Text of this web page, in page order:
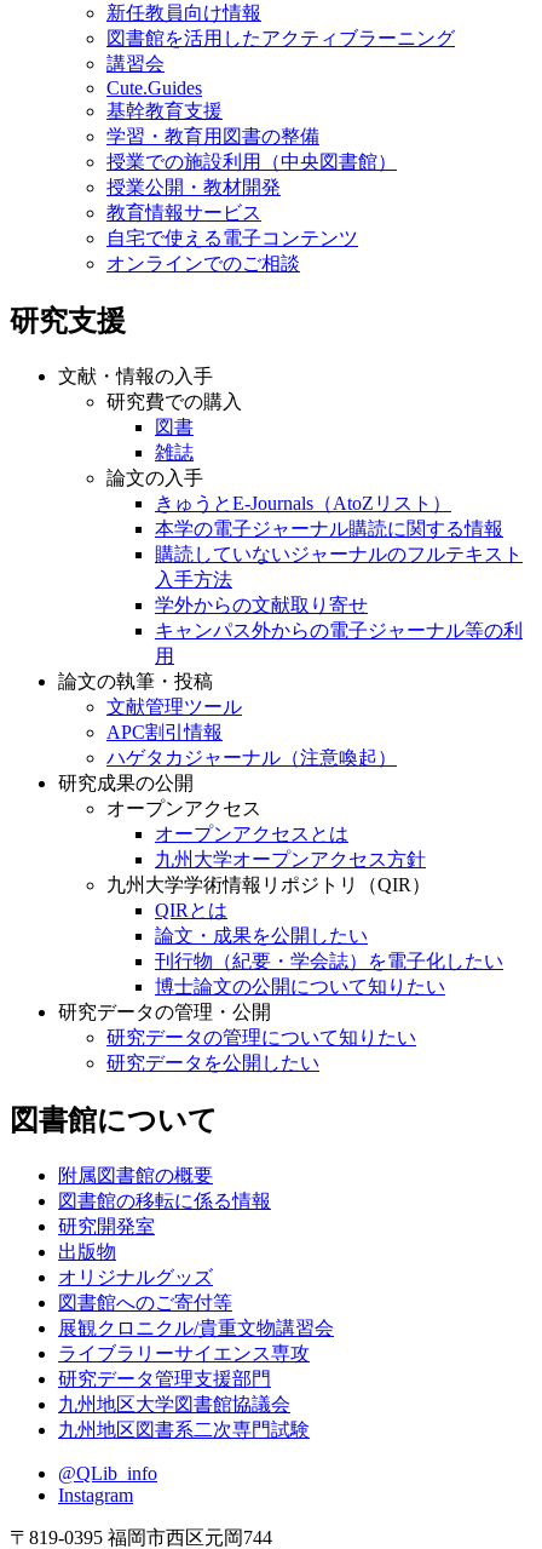
新任教員向け情報
図書館を活用したアクティブラーニング
講習会
Cute.Guides
基幹教育支援
学習・教育用図書の整備
授業での施設利用（中央図書館）
授業公開・教材開発
教育情報サービス
自宅で使える電子コンテンツ
オンラインでのご相談
研究支援
文献・情報の入手
研究費での購入
図書
雑誌
論文の入手
きゅうとE-Journals（AtoZリスト）
本学の電子ジャーナル購読に関する情報
購読していないジャーナルのフルテキスト
入手方法
学外からの文献取り寄せ
キャンパス外からの電子ジャーナル等の利
用
論文の執筆・投稿
文献管理ツール
APC割引情報
ハゲタカジャーナル（注意喚起）
研究成果の公開
オープンアクセス
オープンアクセスとは
九州大学オープンアクセス方針
九州大学学術情報リポジトリ（QIR）
QIRとは
論文・成果を公開したい
刊行物（紀要・学会誌）を電子化したい
博士論文の公開について知りたい
研究データの管理・公開
研究データの管理について知りたい
研究データを公開したい
図書館について
附属図書館の概要
図書館の移転に係る情報
研究開発室
出版物
オリジナルグッズ
図書館へのご寄付等
展観クロニクル/貴重文物講習会
ライブラリーサイエンス専攻
研究データ管理支援部門
九州地区大学図書館協議会
九州地区図書系二次専門試験
@QLib_info
Instagram
〒819-0395 福岡市西区元岡744